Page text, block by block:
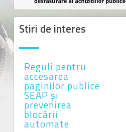
Stiri de interes
Reguli pentru
accesarea
paginilor publice
SEAP și
prevenirea
blocării
automate